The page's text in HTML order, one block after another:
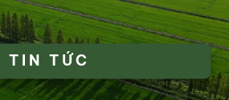
TIN TỨC